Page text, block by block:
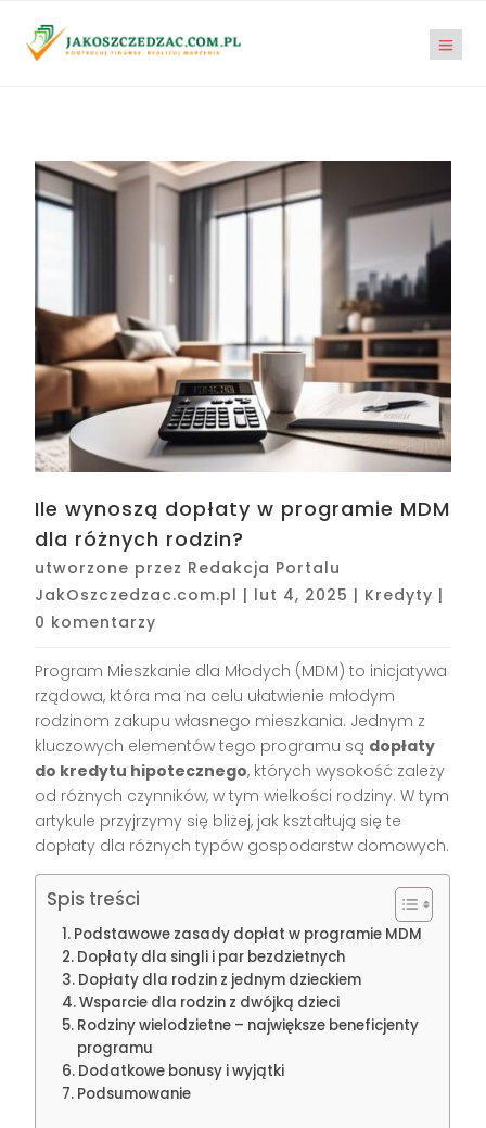
Ile wynoszą dopłaty w programie MDM
dla różnych rodzin?
utworzone przez Redakcja Portalu
JakOszczedzac.com.pl | lut 4, 2025 | Kredyty |
0 komentarzy
Program Mieszkanie dla Młodych (MDM) to inicjatywa
rządowa, która ma na celu ułatwienie młodym
rodzinom zakupu własnego mieszkania. Jednym z
kluczowych elementów tego programu są dopłaty
do kredytu hipotecznego, których wysokość zależy
od różnych czynników, w tym wielkości rodziny. W tym
artykule przyjrzymy się bliżej, jak kształtują się te
dopłaty dla różnych typów gospodarstw domowych.
Spis treści
Podstawowe zasady dopłat w programie MDM
Dopłaty dla singli i par bezdzietnych
Dopłaty dla rodzin z jednym dzieckiem
Wsparcie dla rodzin z dwójką dzieci
Rodziny wielodzietne – największe beneficjenty
programu
Dodatkowe bonusy i wyjątki
Podsumowanie